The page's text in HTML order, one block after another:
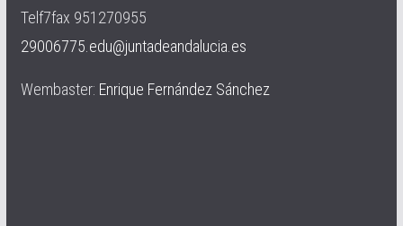
Telf7fax 951270955
29006775.edu@juntadeandalucia.es
Wembaster: Enrique Fernández Sánchez